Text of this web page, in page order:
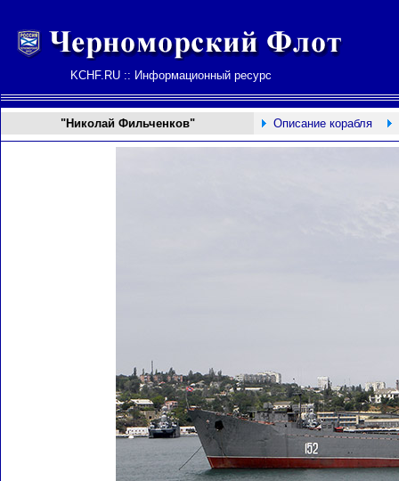
KCHF.RU :: Информационный ресурс
"Николай Фильченков" Описание корабля